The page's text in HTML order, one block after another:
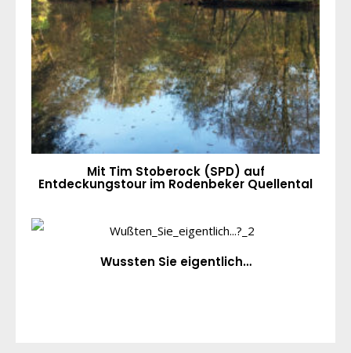
Mit Tim Stoberock (SPD) auf
Entdeckungstour im Rodenbeker Quellental
Wussten Sie eigentlich…